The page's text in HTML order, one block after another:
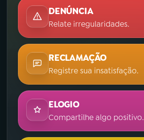
DENÚNCIA
Relate irregularidades.
RECLAMAÇÃO
Registre sua insatisfação.
ELOGIO
Compartilhe algo positivo.